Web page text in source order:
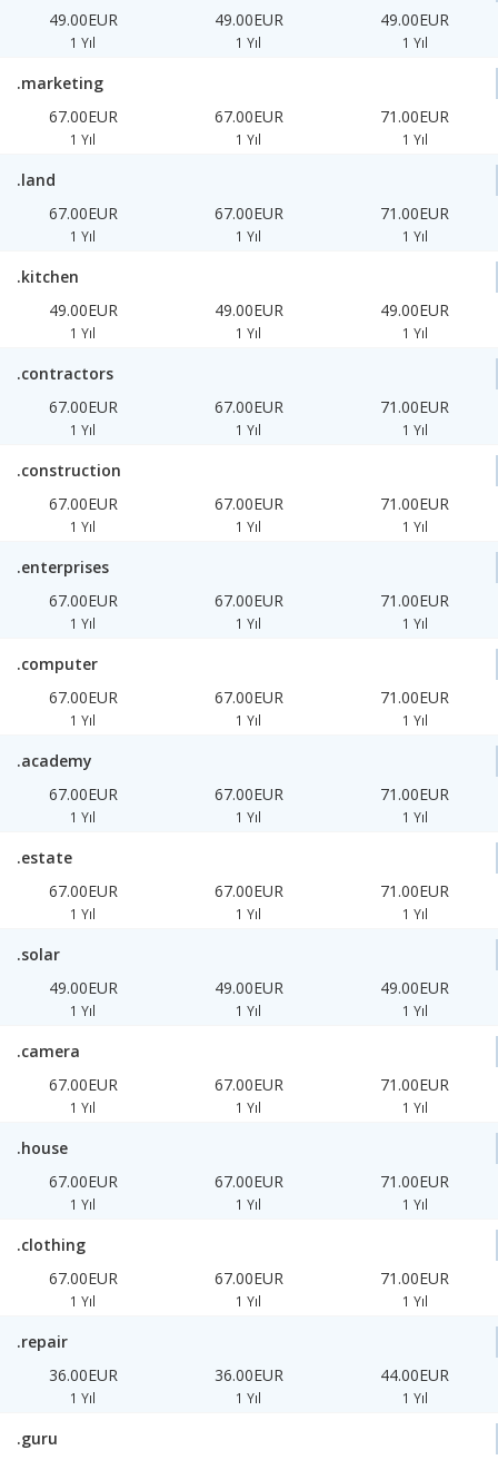
49.00EUR
1 Yıl
49.00EUR
1 Yıl
49.00EUR
1 Yıl
.marketing
67.00EUR
1 Yıl
67.00EUR
1 Yıl
71.00EUR
1 Yıl
.land
67.00EUR
1 Yıl
67.00EUR
1 Yıl
71.00EUR
1 Yıl
.kitchen
49.00EUR
1 Yıl
49.00EUR
1 Yıl
49.00EUR
1 Yıl
.contractors
67.00EUR
1 Yıl
67.00EUR
1 Yıl
71.00EUR
1 Yıl
.construction
67.00EUR
1 Yıl
67.00EUR
1 Yıl
71.00EUR
1 Yıl
.enterprises
67.00EUR
1 Yıl
67.00EUR
1 Yıl
71.00EUR
1 Yıl
.computer
67.00EUR
1 Yıl
67.00EUR
1 Yıl
71.00EUR
1 Yıl
.academy
67.00EUR
1 Yıl
67.00EUR
1 Yıl
71.00EUR
1 Yıl
.estate
67.00EUR
1 Yıl
67.00EUR
1 Yıl
71.00EUR
1 Yıl
.solar
49.00EUR
1 Yıl
49.00EUR
1 Yıl
49.00EUR
1 Yıl
.camera
67.00EUR
1 Yıl
67.00EUR
1 Yıl
71.00EUR
1 Yıl
.house
67.00EUR
1 Yıl
67.00EUR
1 Yıl
71.00EUR
1 Yıl
.clothing
67.00EUR
1 Yıl
67.00EUR
1 Yıl
71.00EUR
1 Yıl
.repair
36.00EUR
1 Yıl
36.00EUR
1 Yıl
44.00EUR
1 Yıl
.guru